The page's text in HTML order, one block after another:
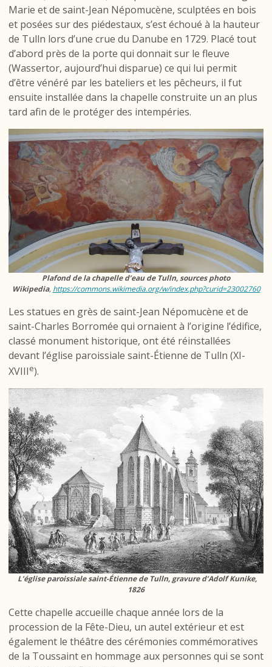
Marie et de saint-Jean Népomucène, sculptées en bois
et posées sur des piédestaux, s’est échoué à la hauteur
de Tulln lors d’une crue du Danube en 1729. Placé tout
d’abord près de la porte qui donnait sur le fleuve
(Wassertor, aujourd’hui disparue) ce qui lui permit
d’être vénéré par les bateliers et les pêcheurs, il fut
ensuite installée dans la chapelle construite un an plus
tard afin de le protéger des intempéries.
Plafond de la chapelle d’eau de Tulln, sources photo
Wikipedia, https://commons.wikimedia.org/w/index.php?curid=23002760
Les statues en grès de saint-Jean Népomucène et de
saint-Charles Borromée qui ornaient à l’origine l’édifice,
classé monument historique, ont été réinstallées
devant l’église paroissiale saint-Étienne de Tulln (XI-
XVIIIe).
L’église paroissiale saint-Étienne de Tulln, gravure d’Adolf Kunike,
1826
Cette chapelle accueille chaque année lors de la
procession de la Fête-Dieu, un autel extérieur et est
également le théâtre des cérémonies commémoratives
de la Toussaint en hommage aux personnes qui se sont